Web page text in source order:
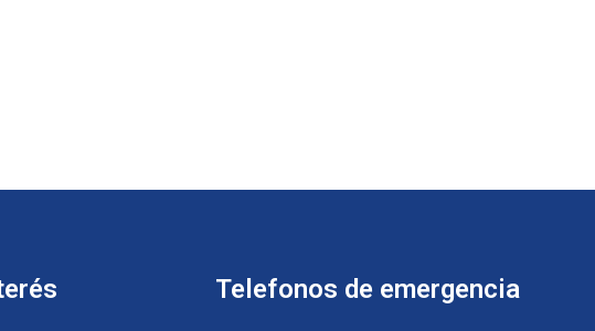
Telefonos de emergencia